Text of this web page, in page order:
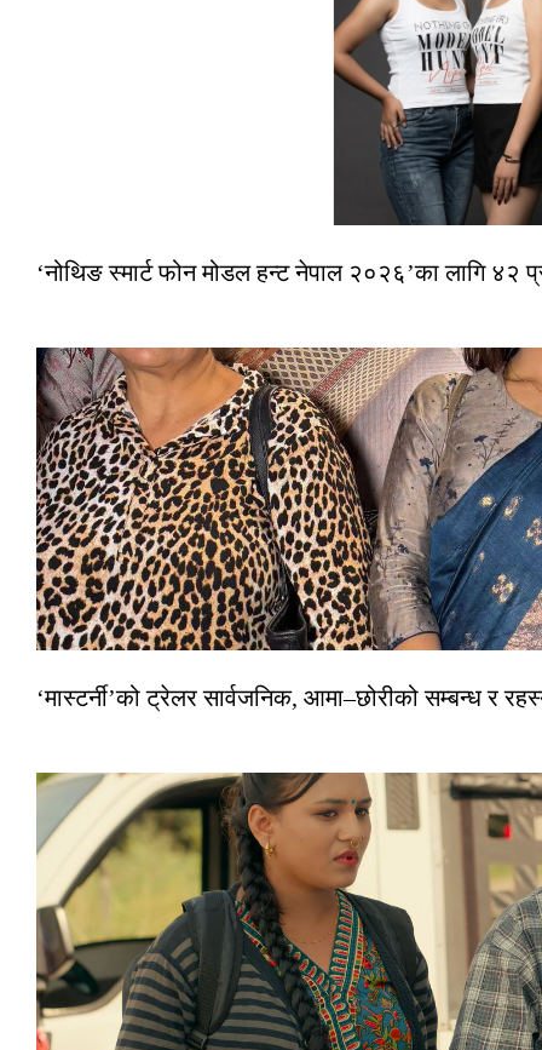
‘नोथिङ स्मार्ट फोन मोडल हन्ट नेपाल २०२६’का लागि ४२
‘मास्टर्नी’को ट्रेलर सार्वजनिक, आमा–छोरीको सम्बन्ध र